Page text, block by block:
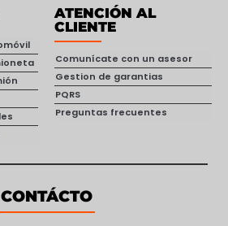
ATENCIÓN AL
CLIENTE
Comunícate con un asesor
Gestion de garantias
PQRS
Preguntas frecuentes
CONTÁCTO